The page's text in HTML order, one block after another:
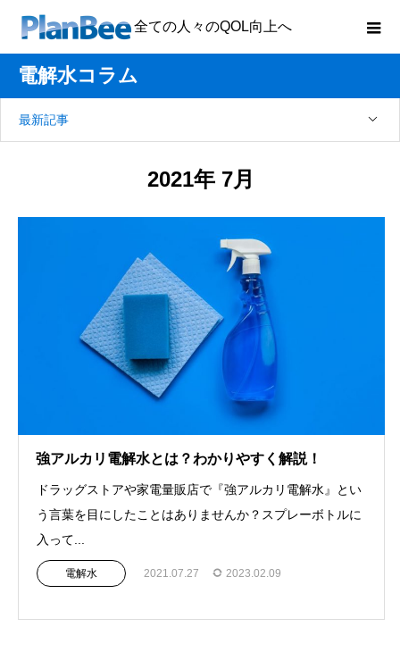
全ての人々のQOL向上へ
電解水コラム
最新記事
2021年 7月
強アルカリ電解水とは？わかりやすく解説！
ドラッグストアや家電量販店で『強アルカリ電解水』とい
う言葉を目にしたことはありませんか？スプレーボトルに
入って...
電解水 2021.07.27 2023.02.09